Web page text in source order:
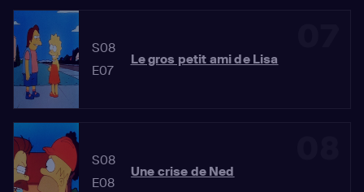
S08
E07
Le gros petit ami de Lisa
S08
E08
Une crise de Ned